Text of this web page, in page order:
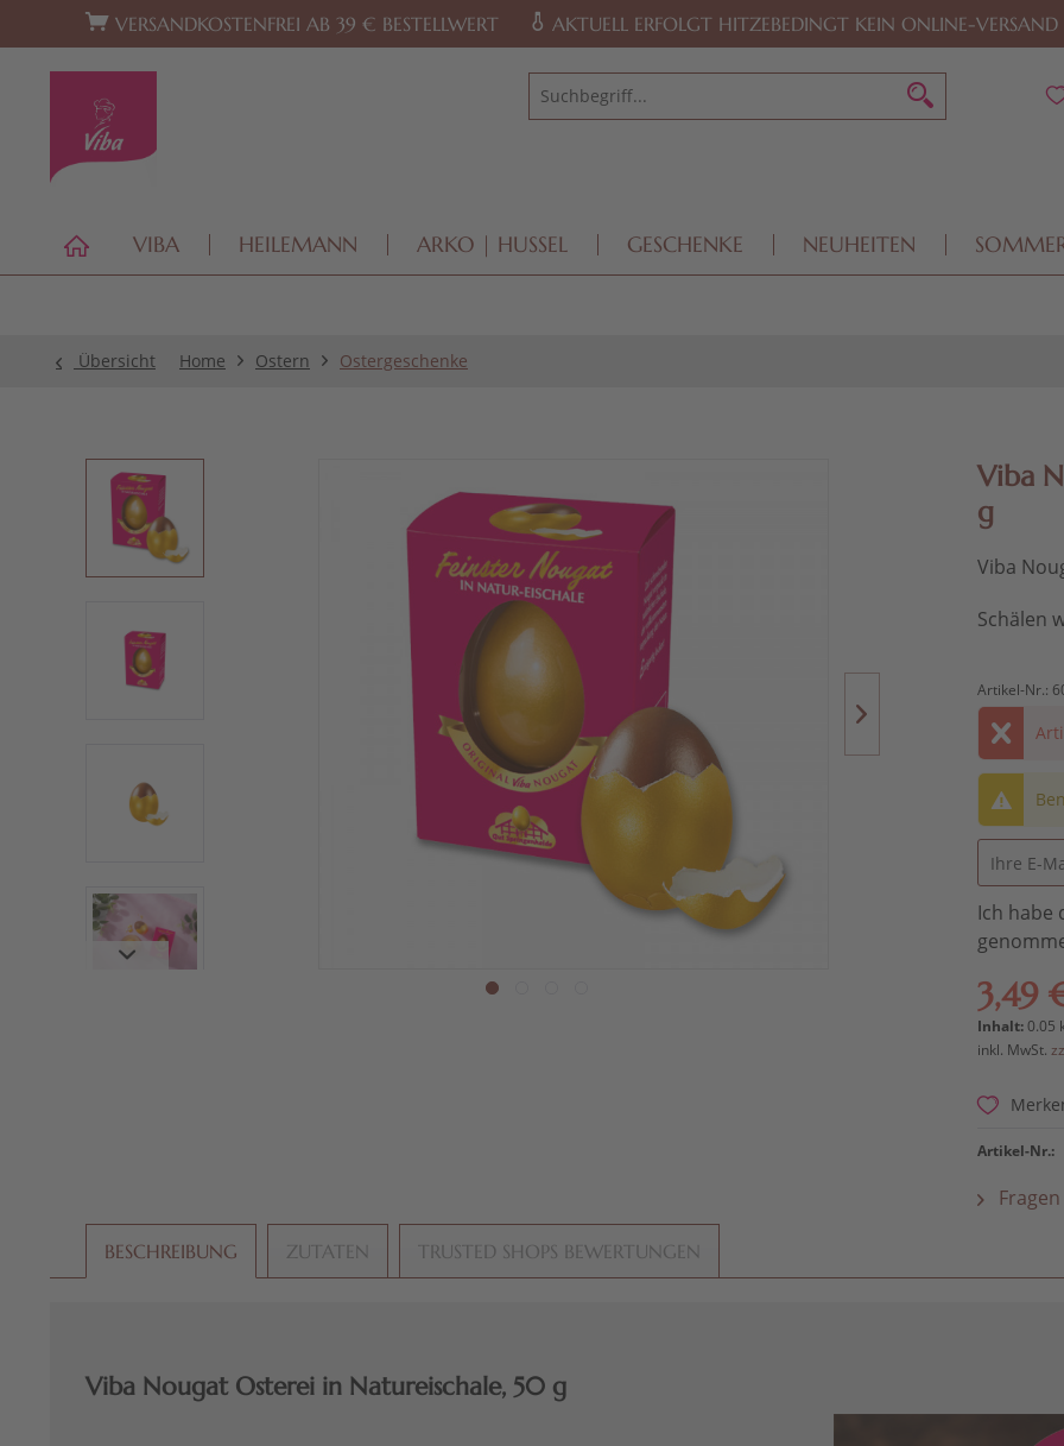
Zur Hauptnavigation springen Zum Footer springen
VERSANDKOSTENFREI AB 39 € BESTELLWERT AKTUELL ERFOLGT HITZEBEDINGT KEIN ONLINE-VERSAND
VIBA HEILEMANN ARKO | HUSSEL GESCHENKE NEUHEITEN
Übersicht Home Ostern Ostergeschenke
Viba
g
Viba
Schälen
Artikel-Nr.:
Ich habe
3,49
Inhalt:0.05
inkl. MwSt.
Artikel-Nr.:
BESCHREIBUNG ZUTATEN TRUSTED SHOPS BEWERTUNGEN
Viba Nougat Osterei in Natureischale, 50 g